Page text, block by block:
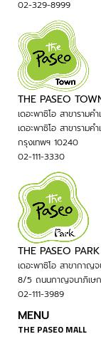
02-329-8999
THE PASEO
เดอะพาซิโอ สาขารามค
เดอะพาซิโอ สาขาราม
กรุงเทพฯ 10240
02-111-3330
THE PASEO PARK
เดอะพาซิโอ สาขากาญ
8/5 ถนนกาญจนาภิเษ
02-111-3989
MENU
THE PASEO MALL